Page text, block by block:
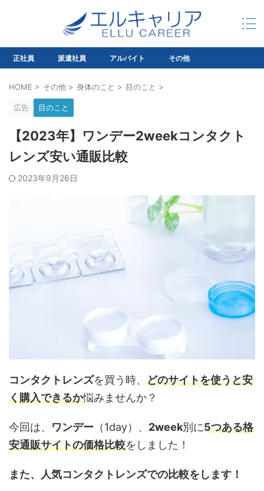
正社員 派遣社員 アルバイト その他
HOME > その他 > 身体のこと > 目のこと >
広告 目のこと
【2023年】ワンデー2weekコンタクト
レンズ安い通販比較
2023年9月26日
コンタクトレンズを買う時、 どのサイトを使うと安
く購入できるか悩みませんか？
今回は、 ワンデー （1day）、 2week別に5つある格
安通販サイトの価格比較をしました！
また、人気コンタクトレンズでの比較をします！